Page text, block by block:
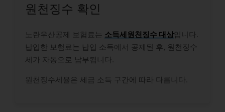
원천징수 확인
노란우산공제 보험료는 소득세원천징수 대상입니다.
납입한 보험료는 납입 소득에서 공제된 후, 원천징수
세가 자동으로 납부됩니다.
원천징수세율은 세금 소득 구간에 따라 다릅니다.